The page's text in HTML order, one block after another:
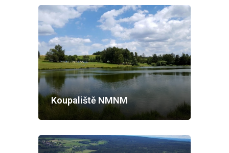
Koupaliště NMNM